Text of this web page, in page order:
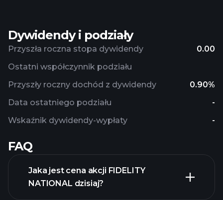
Dywidendy i podziały
Przyszła roczna stopa dywidendy 0.00
Przyszły roczny dochód z dywidendy 0.90%
Wskaźnik dywidendy-wypłaty -
Ostatni współczynnik podziału
Data ostatniego podziału -
FAQ
Jaka jest cena akcji FIDELITY
NATIONAL dzisiaj?